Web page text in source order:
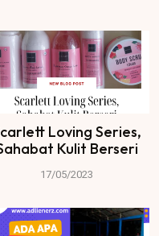
Loving Series,
Kulit Berseri
17/05/2023